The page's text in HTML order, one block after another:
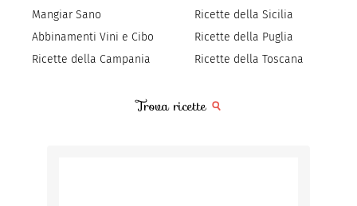
Mangiar Sano
Abbinamenti Vini e Cibo
Ricette della Campania
Ricette della Sicilia
Ricette della Puglia
Ricette della Toscana
Trova ricette